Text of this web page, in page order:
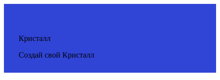
Кристалл
Создай свой Кристалл